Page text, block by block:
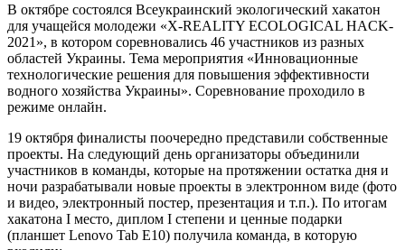
В октябре состоялся Всеукраинский экологический хакатон
для учащейся молодежи «Х-REALITY ECOLOGICAL HACK-
2021», в котором соревновались 46 участников из разных
областей Украины. Тема мероприятия «Инновационные
технологические решения для повышения эффективности
водного хозяйства Украины». Соревнование проходило в
режиме онлайн.
19 октября финалисты поочередно представили собственные
проекты. На следующий день организаторы объединили
участников в команды, которые на протяжении остатка дня и
ночи разрабатывали новые проекты в электронном виде (фото
и видео, электронный постер, презентация и т.п.). По итогам
хакатона I место, диплом I степени и ценные подарки
(планшет Lenovo Tab E10) получила команда, в которую